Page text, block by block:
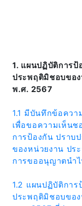
1. แผนปฏิบัติการป้
ประพฤติมิชอบขอ
พ.ศ. 2567
1.1 มีบันทึกข้อควา
เพื่อขอความเห็น
การป้องกัน ปราบ
ของหน่วยงาน ปร
การขออนุญาตนำไ
1.2 แผนปฏิบัติการ
ประพฤติมิชอบขอ